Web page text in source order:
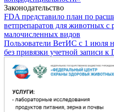
Законодательство
FDA представило план по
ветпрепаратов для животных с
малочисленных видов
Пользователи ВетИС с 1 июля
без привязки учетной записи к